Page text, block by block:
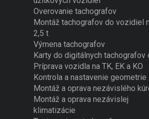
Overovanie tachografov
Montáž tachografov do vozidiel
2,5 t
Výmena tachografov
Karty do digitálnych tachografov
Príprava vozidla na TK, EK a KO
Kontrola a nastavenie geometrie
Montáž a oprava nezávislého
Montáž a oprava nezávislej
klimatizácie